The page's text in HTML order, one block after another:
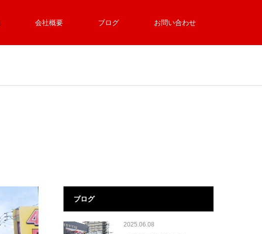
会社概要 ブログ お問い合わせ
ブログ
2025.06.08